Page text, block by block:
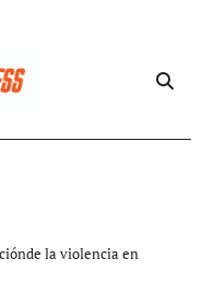
la violencia en